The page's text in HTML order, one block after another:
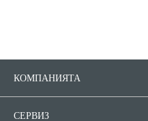
КОМПАНИЯТА
СЕРВИЗ